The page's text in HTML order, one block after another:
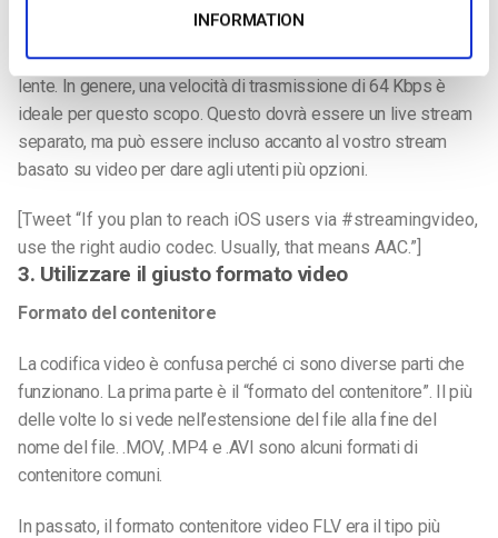
INFORMATION
solo audio del vostro live stream. In questo modo è possibile
raggiungere anche gli utenti con connessioni Internet cellulari
lente. In genere, una velocità di trasmissione di 64 Kbps è
ideale per questo scopo. Questo dovrà essere un live stream
separato, ma può essere incluso accanto al vostro stream
basato su video per dare agli utenti più opzioni.
[Tweet “If you plan to reach iOS users via #streamingvideo,
use the right audio codec. Usually, that means AAC.”]
3. Utilizzare il giusto formato video
Formato del contenitore
La codifica video è confusa perché ci sono diverse parti che
funzionano. La prima parte è il “formato del contenitore”. Il più
delle volte lo si vede nell’estensione del file alla fine del
nome del file. .MOV, .MP4 e .AVI sono alcuni formati di
contenitore comuni.
In passato, il formato contenitore video FLV era il tipo più